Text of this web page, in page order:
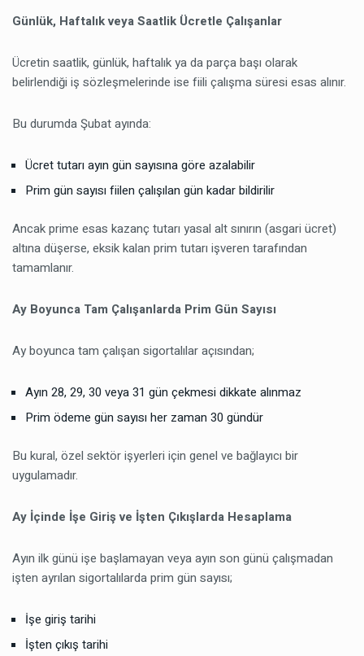
Günlük, Haftalık veya Saatlik Ücretle Çalışanlar
Ücretin saatlik, günlük, haftalık ya da parça başı olarak
belirlendiği iş sözleşmelerinde ise fiili çalışma süresi esas alınır.
Bu durumda Şubat ayında:
Ücret tutarı ayın gün sayısına göre azalabilir
Prim gün sayısı fiilen çalışılan gün kadar bildirilir
Ancak prime esas kazanç tutarı yasal alt sınırın (asgari ücret)
altına düşerse, eksik kalan prim tutarı işveren tarafından
tamamlanır.
Ay Boyunca Tam Çalışanlarda Prim Gün Sayısı
Ay boyunca tam çalışan sigortalılar açısından;
Ayın 28, 29, 30 veya 31 gün çekmesi dikkate alınmaz
Prim ödeme gün sayısı her zaman 30 gündür
Bu kural, özel sektör işyerleri için genel ve bağlayıcı bir
uygulamadır.
Ay İçinde İşe Giriş ve İşten Çıkışlarda Hesaplama
Ayın ilk günü işe başlamayan veya ayın son günü çalışmadan
işten ayrılan sigortalılarda prim gün sayısı;
İşe giriş tarihi
İşten çıkış tarihi